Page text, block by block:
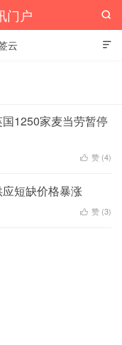
户

云

1250家麦当劳暂停
 赞 (4)
短缺价格暴涨
 赞 (3)